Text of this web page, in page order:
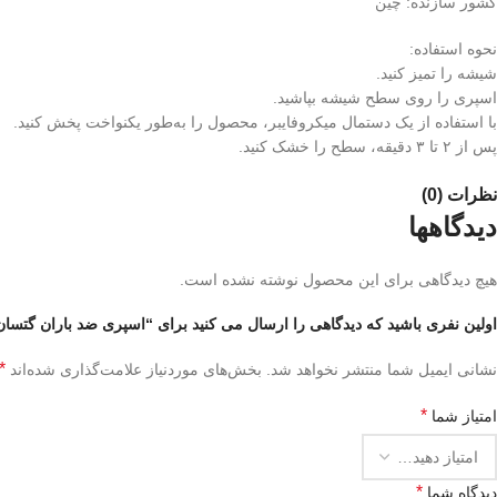
نحوه استفاده:
شیشه را تمیز کنید.
اسپری را روی سطح شیشه بپاشید.
با استفاده از یک دستمال میکروفایبر، محصول را به‌طور یکنواخت پخش کنید.
پس از ۲ تا ۳ دقیقه، سطح را خشک کنید.
نظرات (0)
دیدگاهها
هیچ دیدگاهی برای این محصول نوشته نشده است.
اولین نفری باشید که دیدگاهی را ارسال می کنید برای “اسپری ضد باران
نشانی ایمیل شما منتشر نخواهد شد. بخش‌های موردنیاز علامت‌گذاری شده‌اند *
امتیاز شما *
دیدگاه شما *